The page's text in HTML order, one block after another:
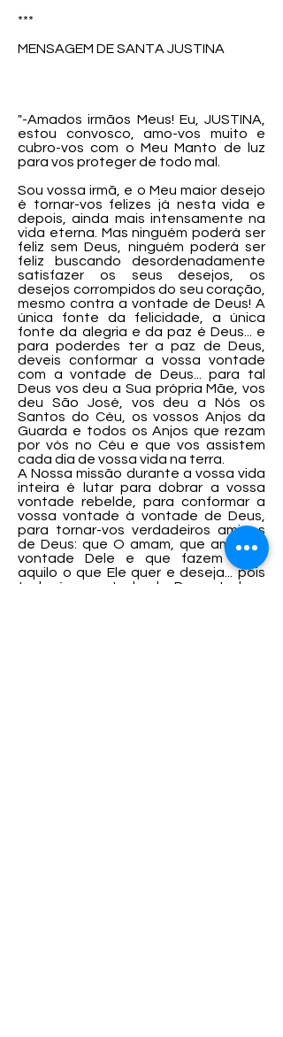
***
MENSAGEM DE SANTA JUSTINA
"-Amados irmãos Meus! Eu, JUSTINA,
estou convosco, amo-vos muito e
cubro-vos com o Meu Manto de luz
para vos proteger de todo mal.
Sou vossa irmã, e o Meu maior desejo
é tornar-vos felizes já nesta vida e
depois, ainda mais intensamente na
vida eterna. Mas ninguém poderá ser
feliz sem Deus, ninguém poderá ser
feliz buscando desordenadamente
satisfazer os seus desejos, os
desejos corrompidos do seu coração,
mesmo contra a vontade de Deus! A
única fonte da felicidade, a única
fonte da alegria e da paz é Deus... e
para poderdes ter a paz de Deus,
deveis conformar a vossa vontade
com a vontade de Deus... para tal
Deus vos deu a Sua própria Mãe, vos
deu São José, vos deu a Nós os
Santos do Céu, os vossos Anjos da
Guarda e todos os Anjos que rezam
por vós no Céu e que vos assistem
cada dia de vossa vida na terra.
A Nossa missão durante a vossa vida
inteira é lutar para dobrar a vossa
vontade rebelde, para conformar a
vossa vontade à vontade de Deus,
para tornar-vos verdadeiros amigos
de Deus: que O amam, que amam a
vontade Dele e que fazem tudo
aquilo o que Ele quer e deseja... pois
toda é a vontade de Deus, tudo o